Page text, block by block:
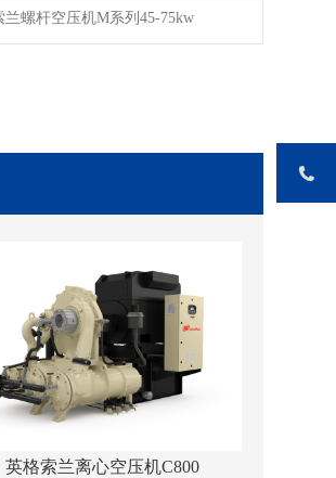
螺杆空压机M系列45-75kw
英格索兰离心空压机C800